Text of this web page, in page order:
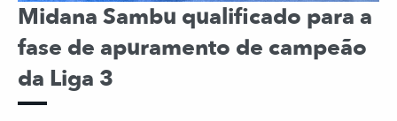
Midana Sambu qualificado para a
fase de apuramento de campeão
da Liga 3